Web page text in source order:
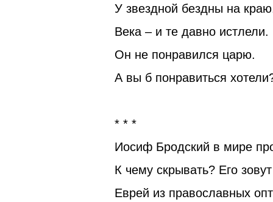
У звездной бездны на
Века – и те давно истлели.
Он не понравился царю.
А вы б понравиться
* * *
Иосиф Бродский в мире
К чему скрывать? Его
Еврей из православных